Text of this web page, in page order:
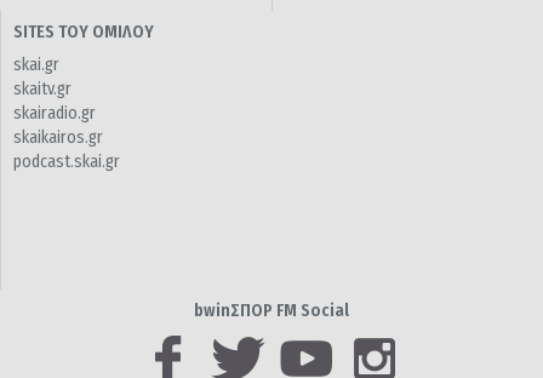
SITES ΤΟΥ ΟΜΙΛΟΥ
skai.gr
skaitv.gr
skairadio.gr
skaikairos.gr
podcast.skai.gr
bwinΣΠΟΡ FM Social